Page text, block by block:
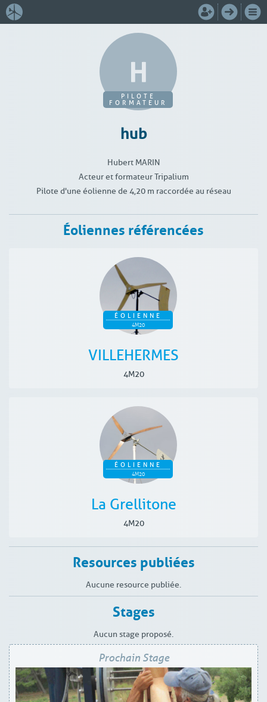
PILOTE
FORMATEUR
hub
Hubert MARIN
Acteur et formateur Tripalium
Pilote d'une éolienne de 4,20 m raccordée au réseau
Éoliennes référencées
ÉOLIENNE
4M20
VILLEHERMES
4M20
ÉOLIENNE
4M20
La Grellitone
4M20
Resources publiées
Aucune resource publiée.
Stages
Aucun stage proposé.
Prochain Stage